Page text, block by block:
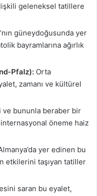
geleneksel tatillere
güneydoğusunda yer
bayramlarına ağırlık
Pfalz): Orta
zamanı ve kültürel
ve bununla beraber bir
öneme haiz
yer edinen bu
etkilerini taşıyan tatiller
saran bu eyalet,